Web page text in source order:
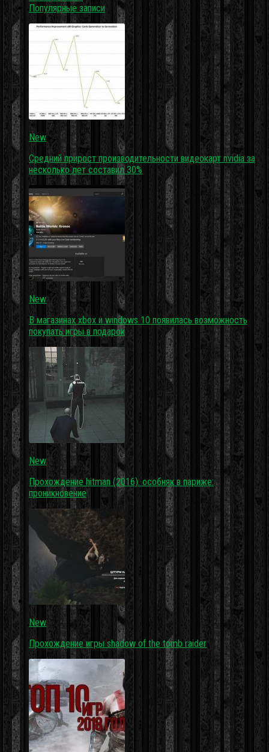
Популярные записи
New
Средний прирост производительности видеокарт nvidia за
несколько лет составил 30%
New
В магазинах xbox и windows 10 появилась возможность
покупать игры в подарок
New
Прохождение hitman (2016). особняк в париже:
проникновение
New
Прохождение игры shadow of the tomb raider